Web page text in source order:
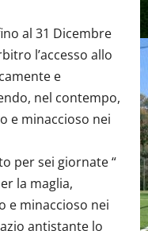
al 31 Dicembre
l’accesso allo
e
nel contempo,
e minaccioso nei
per sei giornate “
la maglia,
e minaccioso nei
antistante lo